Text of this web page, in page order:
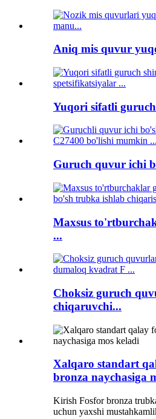
Aniq mis quvur
Yuqori sifatli
Guruch quvur ichi
Maxsus
...
Choksiz guruch
chiqaruvchi...
Xalqaro standart
bronza naychasiga
Kirish Fosfor bronza
uchun yaxshi